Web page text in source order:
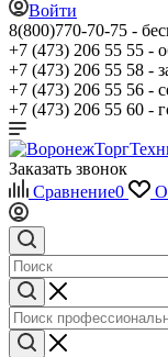
Войти
8(800)770-70-75 -
+7 (473) 206 55 55 -
+7 (473) 206 55 58 -
+7 (473) 206 55 56 -
+7 (473) 206 55 60 -
Заказать звонок
Сравнение0